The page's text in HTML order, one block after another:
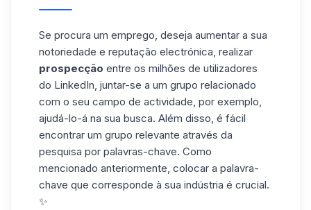
Se procura um emprego, deseja aumentar a sua
notoriedade e reputação electrónica , realizar
prospecção entre os milhões de utilizadores
do LinkedIn, juntar-se a um grupo relacionado
com o seu campo de actividade, por exemplo,
ajudá-lo-á na sua busca. Além disso, é fácil
encontrar um grupo relevante através da
pesquisa por palavras-chave. Como
mencionado anteriormente, colocar a palavra-
chave que corresponde à sua indústria é crucial.
✨